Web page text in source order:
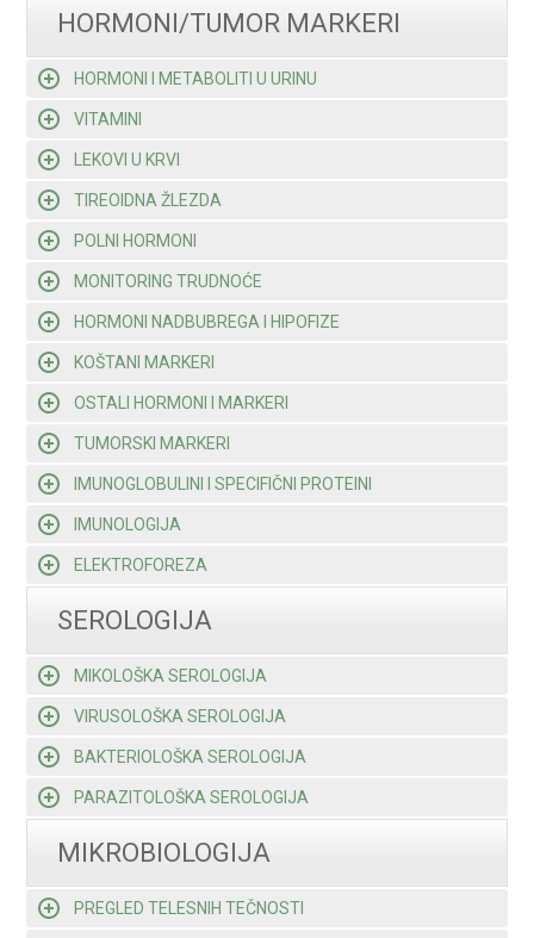
HORMONI/TUMOR MARKERI
HORMONI I METABOLITI U URINU
VITAMINI
LEKOVI U KRVI
TIREOIDNA ŽLEZDA
POLNI HORMONI
MONITORING TRUDNOĆE
HORMONI NADBUBREGA I HIPOFIZE
KOŠTANI MARKERI
OSTALI HORMONI I MARKERI
TUMORSKI MARKERI
IMUNOGLOBULINI I SPECIFIČNI PROTEINI
IMUNOLOGIJA
ELEKTROFOREZA
SEROLOGIJA
MIKOLOŠKA SEROLOGIJA
VIRUSOLOŠKA SEROLOGIJA
BAKTERIOLOŠKA SEROLOGIJA
PARAZITOLOŠKA SEROLOGIJA
MIKROBIOLOGIJA
PREGLED TELESNIH TEČNOSTI